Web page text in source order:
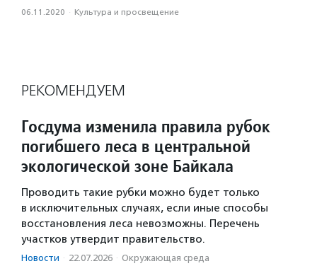
06.11.2020 · Культура и просвещение
РЕКОМЕНДУЕМ
Госдума изменила правила рубок
погибшего леса в центральной
экологической зоне Байкала
Проводить такие рубки можно будет только
в исключительных случаях, если иные способы
восстановления леса невозможны. Перечень
участков утвердит правительство.
Новости · 22.07.2026 · Окружающая среда